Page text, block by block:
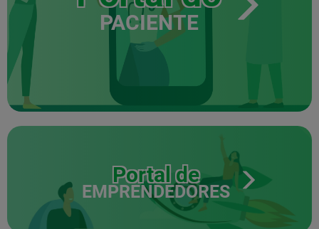
PACIENTE
Portal de
EMPRENDEDORES